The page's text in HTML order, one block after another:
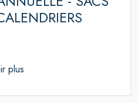
plus